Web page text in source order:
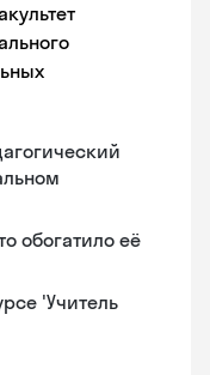
обогатило её
'Учитель